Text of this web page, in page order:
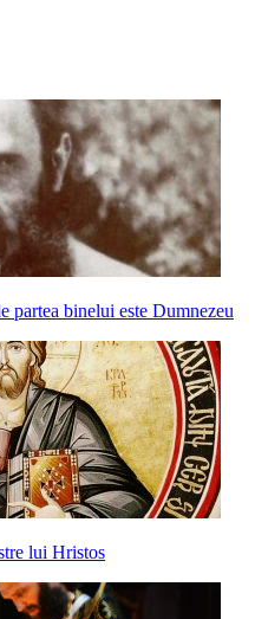
partea binelui este Dumnezeu
lui Hristos